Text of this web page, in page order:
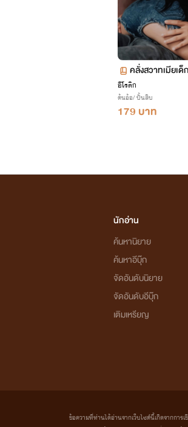
คลั่งสวาทเมียเ
อีโรติก
ต้นอ้อ/ ปั้นสิบ
179 บาท
นักอ่าน
ค้นหานิยาย
ค้นหาอีบุ๊ก
จัดอันดับนิยาย
จัดอันดับอีบุ๊ก
เติมเหรียญ
ข้อความที่ท่านได้อ่านจากเว็บไซต์นี้เกิดจากกา